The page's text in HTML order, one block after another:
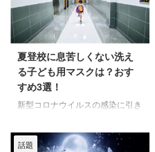
は、周 ...
んの作るハリケーンランプ（最新
型500）は、なんと予約5年待
ち！ 国産の老舗ブランド
ンランプは通販で購入できるので
しょうか。 予約手順や口コミ、
評判もあわせて調べてみました。
別所ランプ（ハリケーン最新型
（日）23:00~『情熱大陸』 ラン
プ職人／別所由加 予約“５年”待 ...
夏登校に息苦しくない洗え
る子ども用マスクは？おす
すめ3選！
新型コロナウイルスの感染に引き
す。 マスクは常時着用が基本的
には望ましいとしつつ、熱中症な
話題